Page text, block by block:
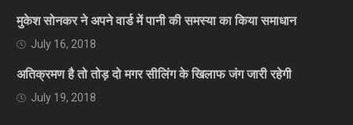
मुकेश सोनकर ने अपने वार्ड में पानी की समस्या का किया समाधान
July 16, 2018
अतिक्रमण है तो तोड़ दो मगर सीलिंग के खिलाफ जंग जारी रहेगी
July 19, 2018